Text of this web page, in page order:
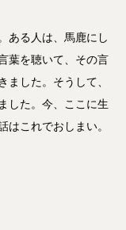
ある人は、馬鹿にし
葉を聴いて、その言
ました。そうして、
した。今、ここに生
はこれでおしまい。